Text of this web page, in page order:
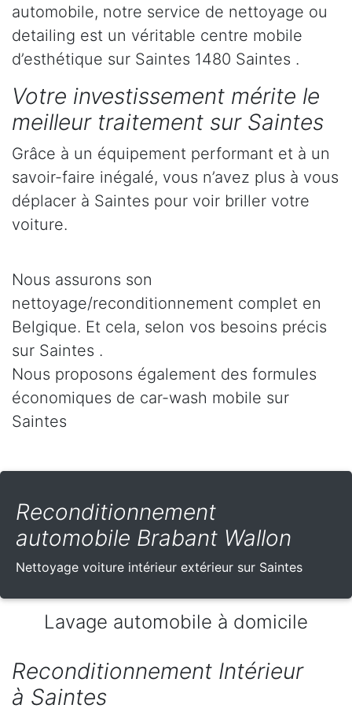
automobile, notre service de nettoyage ou
detailing est un véritable centre mobile
d’esthétique sur Saintes 1480 Saintes .
Votre investissement mérite le
meilleur traitement sur Saintes
Grâce à un équipement performant et à un
savoir-faire inégalé, vous n’avez plus à vous
déplacer à Saintes pour voir briller votre
voiture.
Nous assurons son
nettoyage/reconditionnement complet en
Belgique. Et cela, selon vos besoins précis
sur Saintes .
Nous proposons également des formules
économiques de car-wash mobile sur
Saintes
Reconditionnement
automobile Brabant Wallon
Nettoyage voiture intérieur extérieur sur Saintes
Lavage automobile à domicile
Reconditionnement Intérieur
à Saintes